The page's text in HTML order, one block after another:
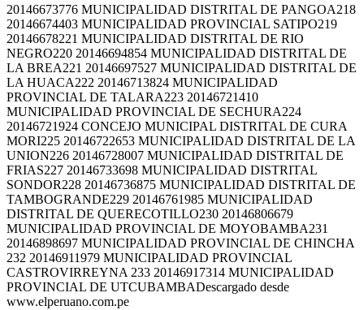
20146673776 MUNICIPALIDAD DISTRITAL DE PANGOA218
20146674403 MUNICIPALIDAD PROVINCIAL SATIPO219
20146678221 MUNICIPALIDAD DISTRITAL DE RIO
NEGRO220 20146694854 MUNICIPALIDAD DISTRITAL DE
LA BREA221 20146697527 MUNICIPALIDAD DISTRITAL DE
LA HUACA222 20146713824 MUNICIPALIDAD
PROVINCIAL DE TALARA223 20146721410
MUNICIPALIDAD PROVINCIAL DE SECHURA224
20146721924 CONCEJO MUNICIPAL DISTRITAL DE CURA
MORI225 20146722653 MUNICIPALIDAD DISTRITAL DE LA
UNION226 20146728007 MUNICIPALIDAD DISTRITAL DE
FRIAS227 20146733698 MUNICIPALIDAD DISTRITAL
SONDOR228 20146736875 MUNICIPALIDAD DISTRITAL DE
TAMBOGRANDE229 20146761985 MUNICIPALIDAD
DISTRITAL DE QUERECOTILLO230 20146806679
MUNICIPALIDAD PROVINCIAL DE MOYOBAMBA231
20146898697 MUNICIPALIDAD PROVINCIAL DE CHINCHA
232 20146911979 MUNICIPALIDAD PROVINCIAL
CASTROVIRREYNA 233 20146917314 MUNICIPALIDAD
PROVINCIAL DE UTCUBAMBADescargado desde
www.elperuano.com.pe